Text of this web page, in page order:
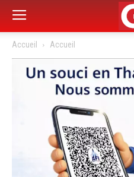
Accueil Accueil